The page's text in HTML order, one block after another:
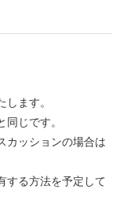
ます。
じです。
カッションの場合は
する方法を予定して